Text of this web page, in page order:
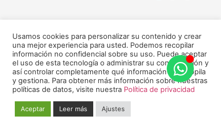
Copyright © 2026 pymetal.net
Ley de transparenciaPolítica de privacidad
Aviso legal y Protección de datos personalesPolítica de cookies
Política de calidad
Usamos cookies para personalizar su contenido y crear
una mejor experiencia para usted. Podemos recopilar
información no confidencial sobre su uso. Puede aceptar
el uso de esta tecnología o administrar su configuración y
así controlar completamente qué información se recopila
y gestiona. Para obtener más información sobre nuestras
políticas de datos, visite nuestra Política de privacidad
Aceptar Leer más Ajustes